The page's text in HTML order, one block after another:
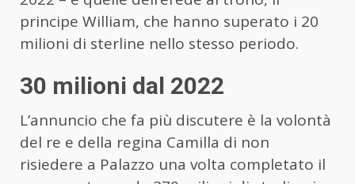
principe William, che hanno superato i 20
milioni di sterline nello stesso periodo.
30 milioni dal 2022
L’annuncio che fa più discutere è la volontà
del re e della regina Camilla di non
risiedere a Palazzo una volta completato il